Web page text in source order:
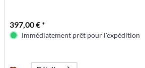
397,00 € *
immédiatement prêt pour l'expédition